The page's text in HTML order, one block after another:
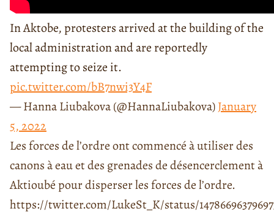
In Aktobe, protesters arrived at the building of the
local administration and are reportedly
attempting to seize it.
pic.twitter.com/bB7nwi3Y4F
— Hanna Liubakova (@HannaLiubakova)January
5, 2022
Les forces de l’ordre ont commencé à utiliser des
canons à eau et des grenades de désencerclement à
Aktioubé pour disperser les forces de l’ordre.
https://twitter.com/LukeSt_K/status/